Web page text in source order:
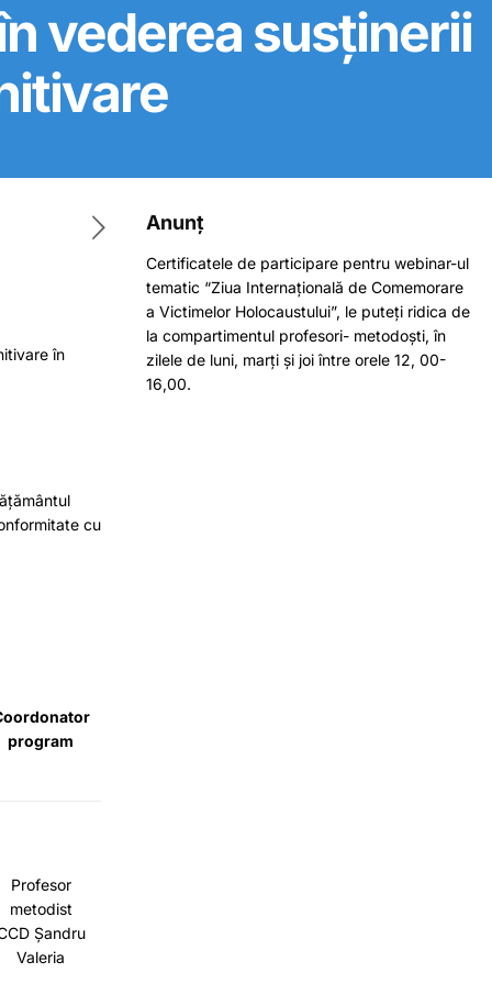
vederea susținerii
în
cu
program
Profesor
metodist
Șandru
Valeria
Anunț
Certificatele de participare pentru webinar-ul
tematic “Ziua Internațională de Comemorare
a Victimelor Holocaustului”, le puteți ridica de
la compartimentul profesori- metodoști, în
zilele de luni, marți și joi între orele 12, 00-
16,00.